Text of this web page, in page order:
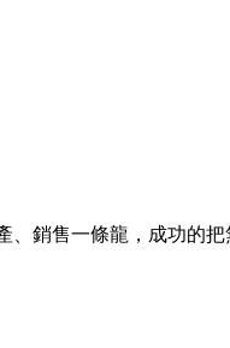
銷售一條龍，成功的